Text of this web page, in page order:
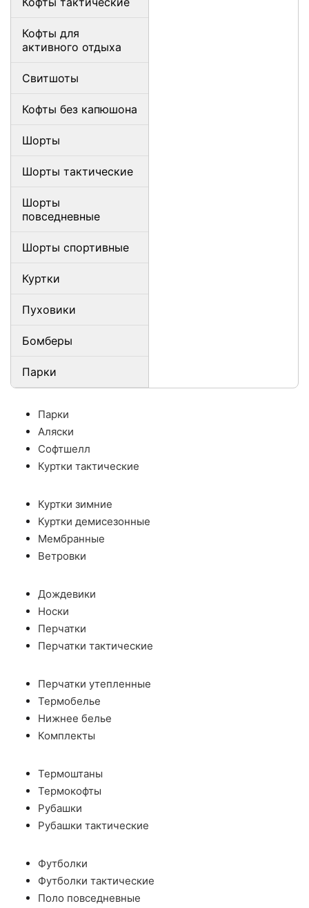
Кофты для
активного отдыха
Свитшоты
Кофты без капюшона
Шорты
Шорты тактические
Шорты
повседневные
Шорты спортивные
Куртки
Пуховики
Бомберы
Парки
Парки
Аляски
Софтшелл
Куртки тактические
Куртки зимние
Куртки демисезонные
Мембранные
Ветровки
Дождевики
Носки
Перчатки
Перчатки тактические
Перчатки утепленные
Термобелье
Нижнее белье
Комплекты
Термоштаны
Термокофты
Рубашки
Рубашки тактические
Футболки
Футболки тактические
Поло повседневные